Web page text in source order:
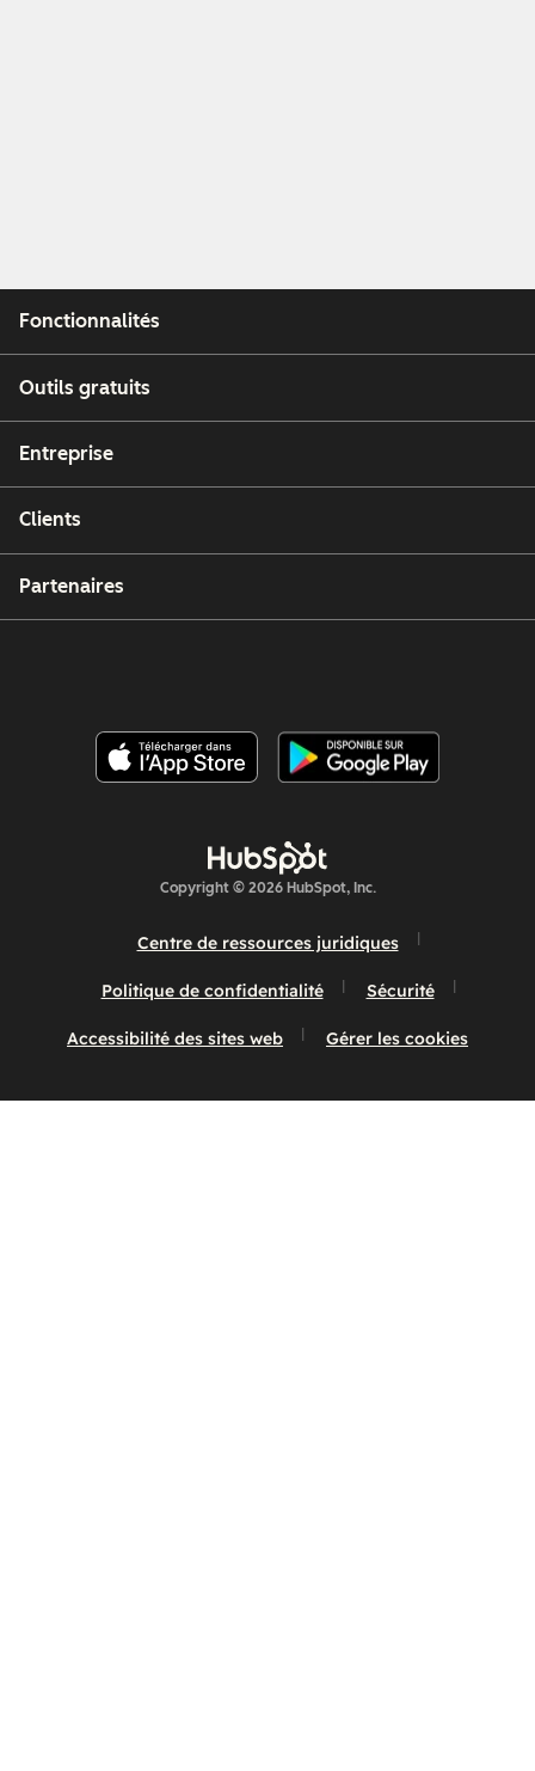
Fonctionnalités
Outils gratuits
Entreprise
Clients
Partenaires
Copyright © 2026 HubSpot, Inc.
Centre de ressources juridiques
Politique de confidentialité Sécurité
Accessibilité des sites web Gérer les cookies